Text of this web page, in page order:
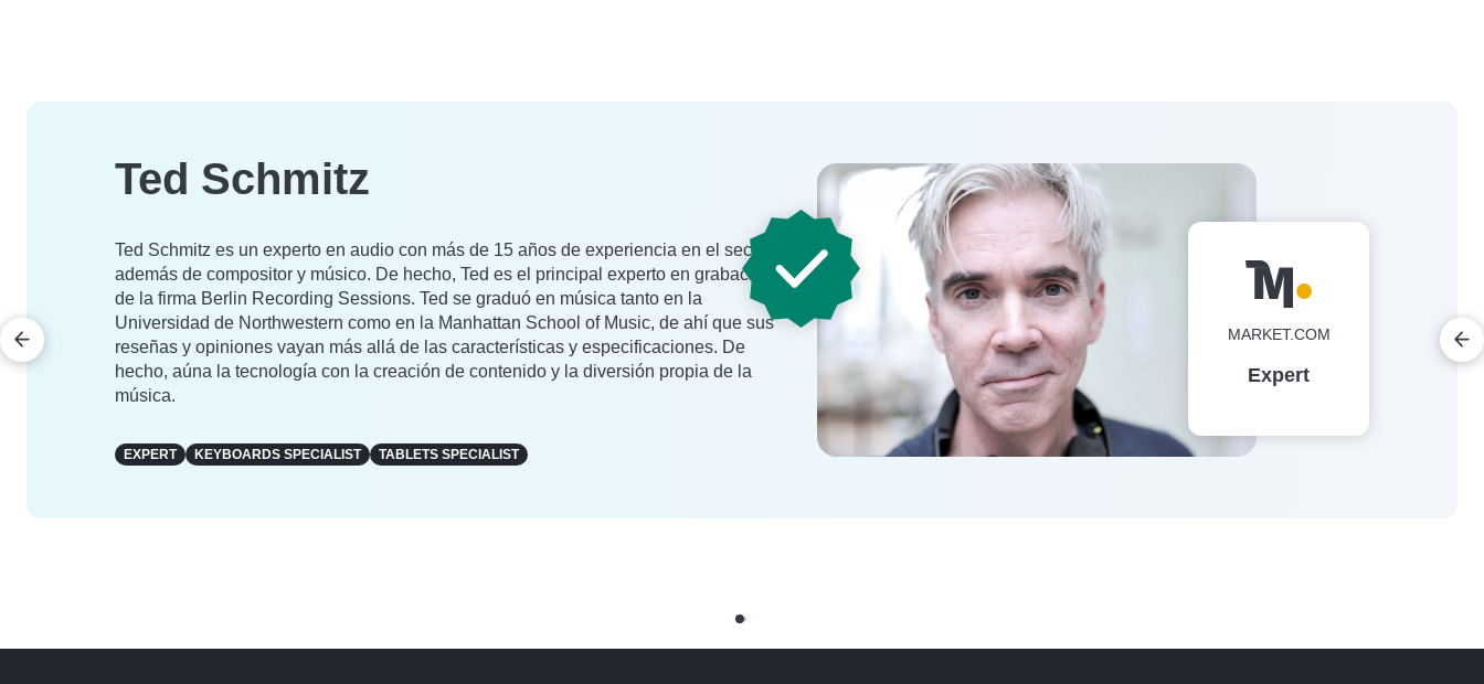
Ted Schmitz
Ted Schmitz es un experto en audio con más de 15 años de experiencia en el sector,
además de compositor y músico. De hecho, Ted es el principal experto en grabación
de la firma Berlin Recording Sessions. Ted se graduó en música tanto en la
Universidad de Northwestern como en la Manhattan School of Music, de ahí que sus
reseñas y opiniones vayan más allá de las características y especificaciones. De
hecho, aúna la tecnología con la creación de contenido y la diversión propia de la
música.
EXPERT KEYBOARDS SPECIALIST TABLETS SPECIALIST
MARKET.COM
Expert